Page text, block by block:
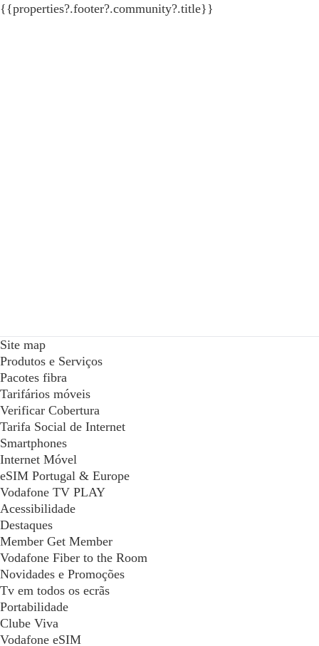
{{properties?.footer?.community?.title}}
Site map
Produtos e Serviços
Pacotes fibra
Tarifários móveis
Verificar Cobertura
Tarifa Social de Internet
Smartphones
Internet Móvel
eSIM Portugal & Europe
Vodafone TV PLAY
Acessibilidade
Destaques
Member Get Member
Vodafone Fiber to the Room
Novidades e Promoções
Tv em todos os ecrãs
Portabilidade
Clube Viva
Vodafone eSIM